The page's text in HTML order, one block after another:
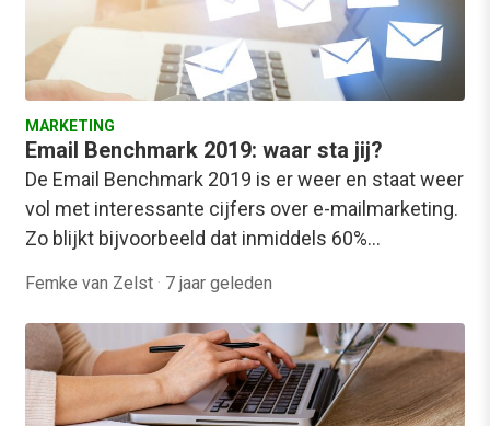
MARKETING
Email Benchmark 2019: waar sta jij?
De Email Benchmark 2019 is er weer en staat weer
vol met interessante cijfers over e-mailmarketing.
Zo blijkt bijvoorbeeld dat inmiddels 60%…
Femke van Zelst · 7 jaar geleden